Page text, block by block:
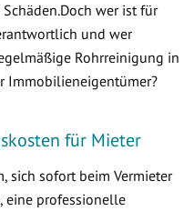
wer ist für
und wer
Rohrreinigung in
Immobilieneigentümer?
für Mieter
sich sofort beim Vermieter
eine professionelle